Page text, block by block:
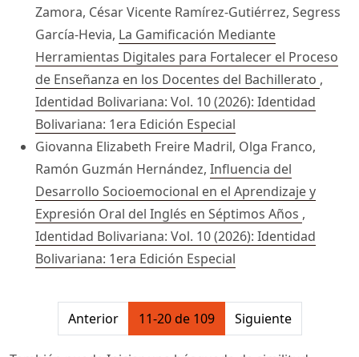
Zamora, César Vicente Ramírez-Gutiérrez, Segress
García-Hevia, La Gamificación Mediante
Herramientas Digitales para Fortalecer el Proceso
de Enseñanza en los Docentes del Bachillerato ,
Identidad Bolivariana: Vol. 10 (2026): Identidad
Bolivariana: 1era Edición Especial
Giovanna Elizabeth Freire Madril, Olga Franco,
Ramón Guzmán Hernández, Influencia del
Desarrollo Socioemocional en el Aprendizaje y
Expresión Oral del Inglés en Séptimos Años ,
Identidad Bolivariana: Vol. 10 (2026): Identidad
Bolivariana: 1era Edición Especial
##issue.pagination##
Anterior 11-20 de 109 Siguiente